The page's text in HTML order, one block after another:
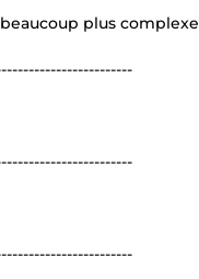
plus complexe